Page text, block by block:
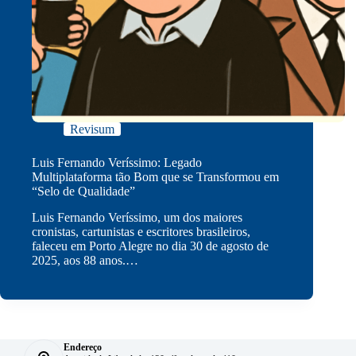
Revisum
Luis Fernando Veríssimo: Legado
Multiplataforma tão Bom que se Transformou em
“Selo de Qualidade”
Luis Fernando Veríssimo, um dos maiores
cronistas, cartunistas e escritores brasileiros,
faleceu em Porto Alegre no dia 30 de agosto de
2025, aos 88 anos.…
Endereço